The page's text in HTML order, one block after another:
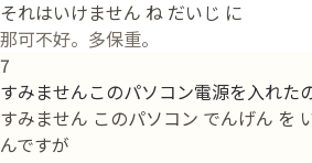
それはいけません ね だいじ に
那可不好。多保重。
7
すみませんこのパソコン電源を入れた
すみません このパソコン でんげん を
んですが